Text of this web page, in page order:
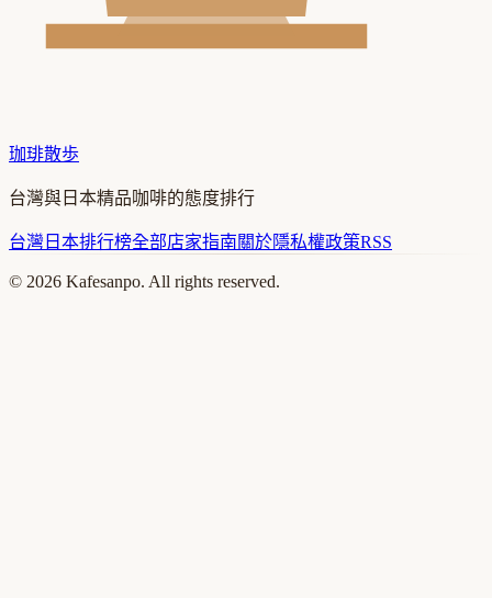
珈琲散歩
台灣與日本精品咖啡的態度排行
台灣 日本排行榜全部店家指南關於隱私權政策RSS
© 2026 Kafesanpo. All rights reserved.